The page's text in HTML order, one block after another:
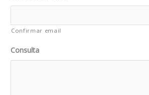
Confirmar email
Consulta